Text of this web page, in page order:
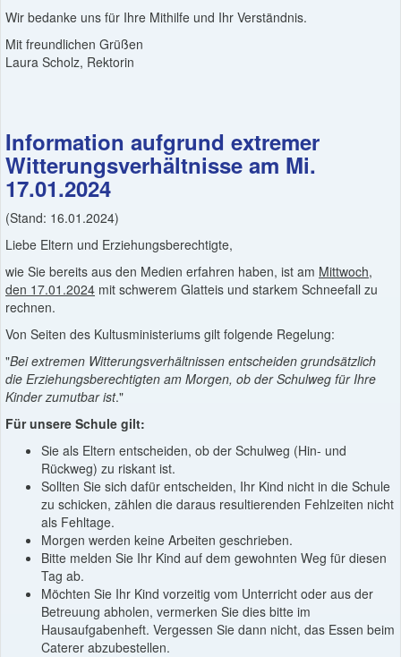
Wir bedanke uns für Ihre Mithilfe und Ihr Verständnis.
Mit freundlichen Grüßen
Laura Scholz, Rektorin
Information aufgrund extremer
Witterungsverhältnisse am Mi.
17.01.2024
(Stand: 16.01.2024)
Liebe Eltern und Erziehungsberechtigte,
wie Sie bereits aus den Medien erfahren haben, ist am Mittwoch,
den 17.01.2024 mit schwerem Glatteis und starkem Schneefall zu
rechnen.
Von Seiten des Kultusministeriums gilt folgende Regelung:
"Bei extremen Witterungsverhältnissen entscheiden grundsätzlich
die Erziehungsberechtigten am Morgen, ob der Schulweg für Ihre
Kinder zumutbar ist."
Für unsere Schule gilt:
Sie als Eltern entscheiden, ob der Schulweg (Hin- und
Rückweg) zu riskant ist.
Sollten Sie sich dafür entscheiden, Ihr Kind nicht in die Schule
zu schicken, zählen die daraus resultierenden Fehlzeiten nicht
als Fehltage.
Morgen werden keine Arbeiten geschrieben.
Bitte melden Sie Ihr Kind auf dem gewohnten Weg für diesen
Tag ab.
Möchten Sie Ihr Kind vorzeitig vom Unterricht oder aus der
Betreuung abholen, vermerken Sie dies bitte im
Hausaufgabenheft. Vergessen Sie dann nicht, das Essen beim
Caterer abzubestellen.